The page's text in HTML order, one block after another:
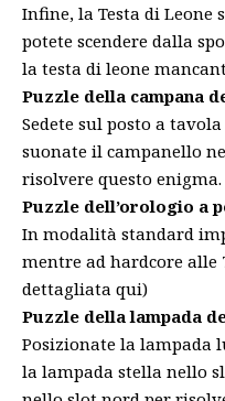
Infine, la Testa di Leone
potete scendere dalla
la testa di leone
Puzzle della campana
Sedete sul posto a
suonate il campanello
risolvere questo enigma.
Puzzle dell’orologio a
In modalità standard
mentre ad hardcore alle
dettagliata qui)
Puzzle della lampada
Posizionate la lampada
la lampada stella nello